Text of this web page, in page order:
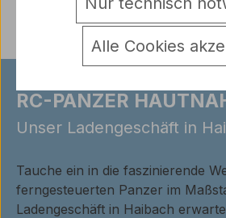
RC-PANZER
Unser Ladengeschäft in
Tauche ein in die faszinierende
ferngesteuerten Panzer im
Ladengeschäft in Haibach
Alle Cookies